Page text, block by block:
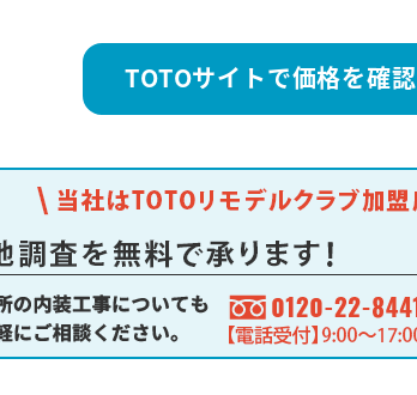
TOTOサイトで価格を確認